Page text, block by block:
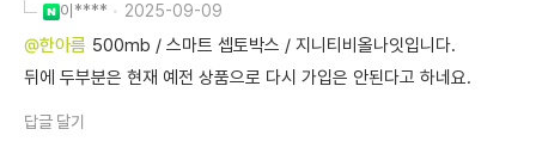
이**** 2025-09-09
@한아름 500mb / 스마트 셉토박스 / 지니티비올나잇입니다.
뒤에 두부분은 현재 예전 상품으로 다시 가입은 안된다고 하네요.
답글 달기